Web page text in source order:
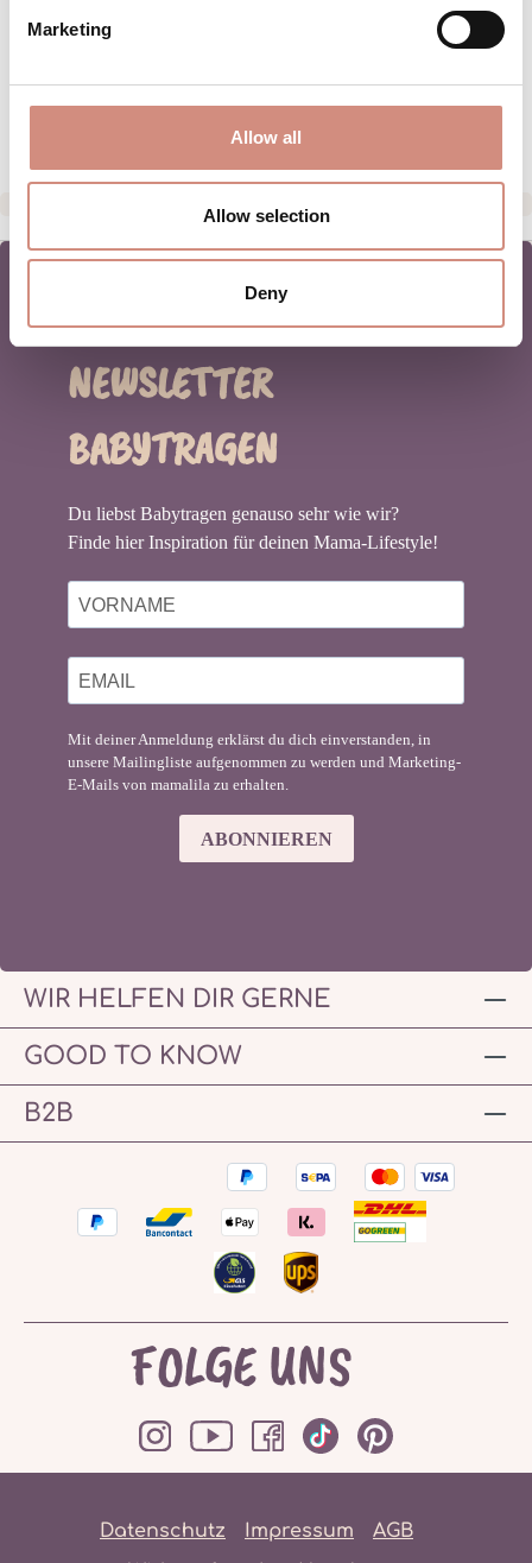
Marketing
Allow all
Allow selection
Deny
HERSTELLERANGABEN
NEWSLETTER
BABYTRAGEN
Du liebst Babytragen genauso sehr wie wir?
Finde hier Inspiration für deinen Mama-Lifestyle!
Mit deiner Anmeldung erklärst du dich einverstanden, in
unsere Mailingliste aufgenommen zu werden und Marketing-
E-Mails von mamalila zu erhalten.
ABONNIEREN
WIR HELFEN DIR GERNE
GOOD TO KNOW
B2B
FOLGE UNS
Datenschutz Impressum
AGB